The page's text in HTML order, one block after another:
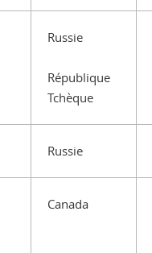
Russie
République
Tchèque
Russie
Canada